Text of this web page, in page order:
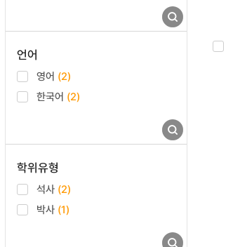
언어
영어 (2)
한국어 (2)
학위유형
석사 (2)
박사 (1)